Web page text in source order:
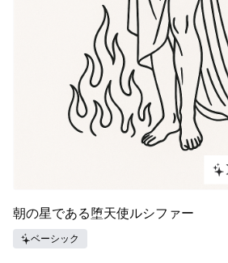
朝の星である堕天使ルシファー
ベーシック